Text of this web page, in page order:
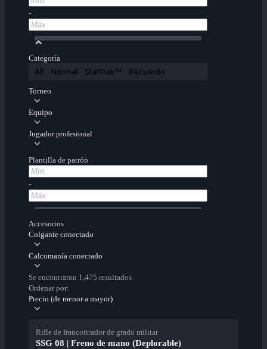
-
Categoría
All Normal StatTrak™ Recuerdo
Torneo
Equipo
Jugador profesional
Plantilla de patrón
-
Accesorios
Colgante conectado
Calcomanía conectado
Se encontraron 1,475 resultados
Ordenar por:
Precio (de menor a mayor)
Rifle de francotirador de grado militar
SSG 08 | Freno de mano (Deplorable)